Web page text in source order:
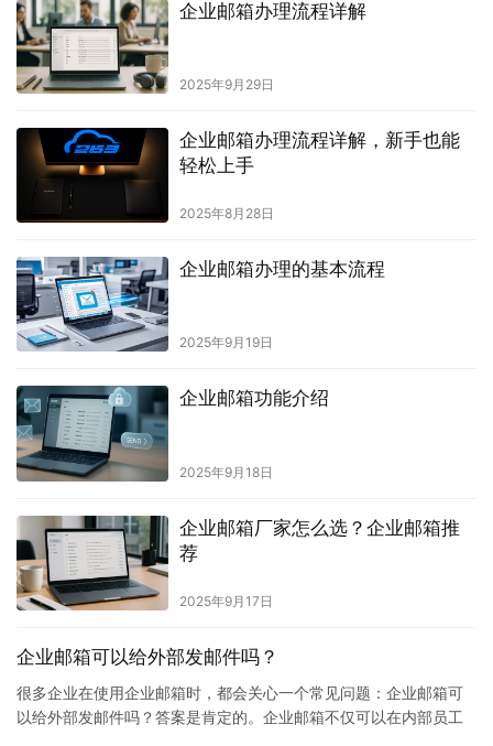
企业邮箱办理流程详解
2025年9月29日
企业邮箱办理流程详解，新手也能
轻松上手
2025年8月28日
企业邮箱办理的基本流程
2025年9月19日
企业邮箱功能介绍
2025年9月18日
企业邮箱厂家怎么选？企业邮箱推
荐
2025年9月17日
企业邮箱可以给外部发邮件吗？
很多企业在使用企业邮箱时，都会关心一个常见问题：企业邮箱可
以给外部发邮件吗？答案是肯定的。企业邮箱不仅可以在内部员工